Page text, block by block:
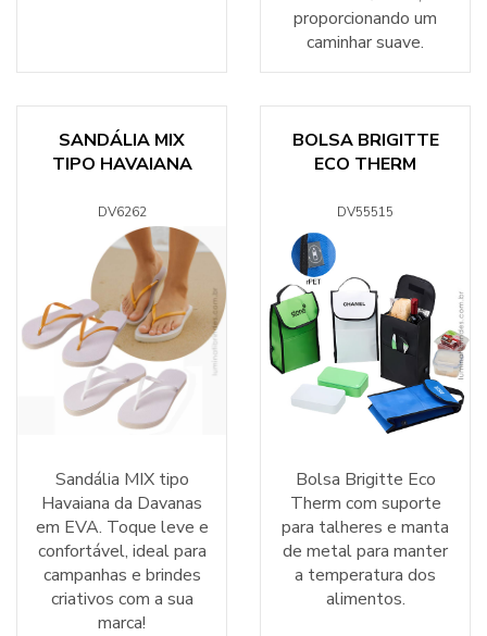
proporcionando um
caminhar suave.
SANDÁLIA MIX
TIPO HAVAIANA
DV6262
Sandália MIX tipo
Havaiana da Davanas
em EVA. Toque leve e
confortável, ideal para
campanhas e brindes
criativos com a sua
marca!
BOLSA BRIGITTE
ECO THERM
DV55515
Bolsa Brigitte Eco
Therm com suporte
para talheres e manta
de metal para manter
a temperatura dos
alimentos.